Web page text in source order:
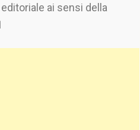
ai sensi della